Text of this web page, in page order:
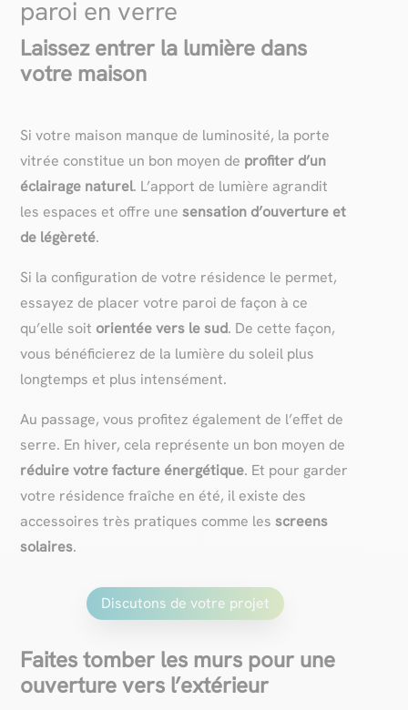
paroi en verre
Laissez entrer la lumière dans
votre maison
Si votre maison manque de luminosité, la porte
vitrée constitue un bon moyen de profiter d’un
éclairage naturel. L’apport de lumière agrandit
les espaces et offre unesensation d’ouverture et
de légèreté.
Si la configuration de votre résidence le permet,
essayez de placer votre paroi de façon à ce
qu’elle soit orientée vers le sud. De cette façon,
vous bénéficierez de la lumière du soleil plus
longtemps et plus intensément.
Au passage, vous profitez également de l’effet de
serre. En hiver, cela représente un bon moyen de
réduire votre facture énergétique. Et pour garder
votre résidence fraîche en été, il existe des
accessoires très pratiques comme lesscreens
solaires.
Discutons de votre projet
Faites tomber les murs pour une
ouverture vers l’extérieur